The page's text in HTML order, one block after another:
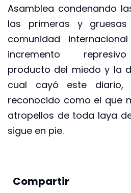
Asamblea condenando
las primeras y
comunidad
incremento
producto del miedo y la
cual cayó este
reconocido como el que
atropellos de toda laya
sigue en pie.
Compartir